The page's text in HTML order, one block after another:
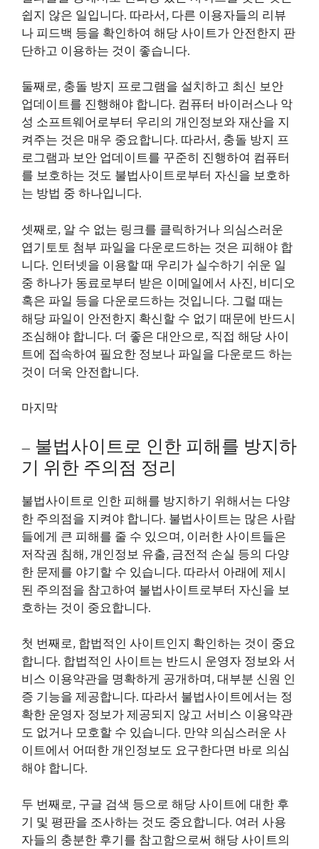
쉽지 않은 일입니다. 따라서, 다른 이용자들의 리뷰
나 피드백 등을 확인하여 해당 사이트가 안전한지 판
단하고 이용하는 것이 좋습니다.
둘째로, 충돌 방지 프로그램을 설치하고 최신 보안
업데이트를 진행해야 합니다. 컴퓨터 바이러스나 악
성 소프트웨어로부터 우리의 개인정보와 재산을 지
켜주는 것은 매우 중요합니다. 따라서, 충돌 방지 프
로그램과 보안 업데이트를 꾸준히 진행하여 컴퓨터
를 보호하는 것도 불법사이트로부터 자신을 보호하
는 방법 중 하나입니다.
셋째로, 알 수 없는 링크를 클릭하거나 의심스러운
엽기토토 첨부 파일을 다운로드하는 것은 피해야 합
니다. 인터넷을 이용할 때 우리가 실수하기 쉬운 일
중 하나가 동료로부터 받은 이메일에서 사진, 비디오
혹은 파일 등을 다운로드하는 것입니다. 그럴 때는
해당 파일이 안전한지 확신할 수 없기 때문에 반드시
조심해야 합니다. 더 좋은 대안으로, 직접 해당 사이
트에 접속하여 필요한 정보나 파일을 다운로드 하는
것이 더욱 안전합니다.
마지막
– 불법사이트로 인한 피해를 방지하
기 위한 주의점 정리
불법사이트로 인한 피해를 방지하기 위해서는 다양
한 주의점을 지켜야 합니다. 불법사이트는 많은 사람
들에게 큰 피해를 줄 수 있으며, 이러한 사이트들은
저작권 침해, 개인정보 유출, 금전적 손실 등의 다양
한 문제를 야기할 수 있습니다. 따라서 아래에 제시
된 주의점을 참고하여 불법사이트로부터 자신을 보
호하는 것이 중요합니다.
첫 번째로, 합법적인 사이트인지 확인하는 것이 중요
합니다. 합법적인 사이트는 반드시 운영자 정보와 서
비스 이용약관을 명확하게 공개하며, 대부분 신원 인
증 기능을 제공합니다. 따라서 불법사이트에서는 정
확한 운영자 정보가 제공되지 않고 서비스 이용약관
도 없거나 모호할 수 있습니다. 만약 의심스러운 사
이트에서 어떠한 개인정보도 요구한다면 바로 의심
해야 합니다.
두 번째로, 구글 검색 등으로 해당 사이트에 대한 후
기 및 평판을 조사하는 것도 중요합니다. 여러 사용
자들의 충분한 후기를 참고함으로써 해당 사이트의